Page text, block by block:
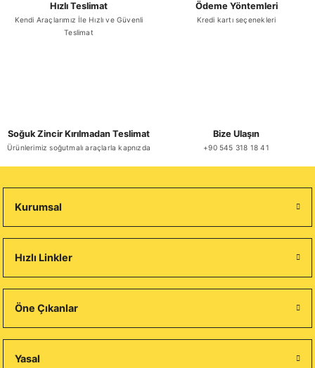
Hızlı Teslimat
Kendi Araçlarımız İle Hızlı ve Güvenli
Teslimat
Ödeme Yöntemleri
Kredi kartı seçenekleri
Soğuk Zincir Kırılmadan Teslimat
Ürünlerimiz soğutmalı araçlarla kapnızda
Bize Ulaşın
+90 545 318 18 41
Kurumsal
Hızlı Linkler
Öne Çıkanlar
Yasal